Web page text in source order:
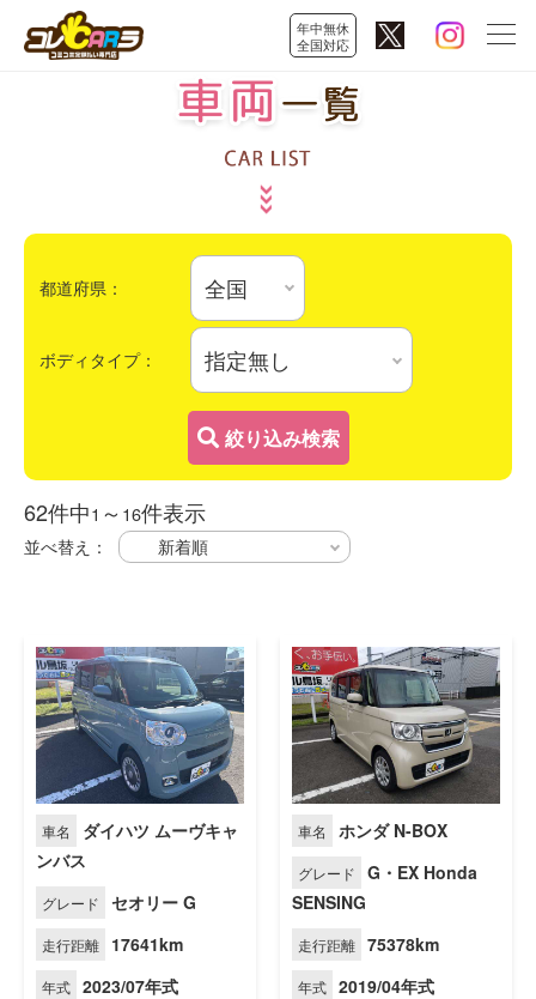
年中無休
全国対応
都道府県：
ボディタイプ：
絞り込み検索
62件中1 ～ 16件表示
並べ替え：
車名
ダイハツ ムーヴキャ
ンバス
グレード セオリー G
走行距離 17641km
年式 2023/07年式
車名 ホンダ N-BOX
グレード
G・EX Honda
SENSING
走行距離 75378km
年式 2019/04年式